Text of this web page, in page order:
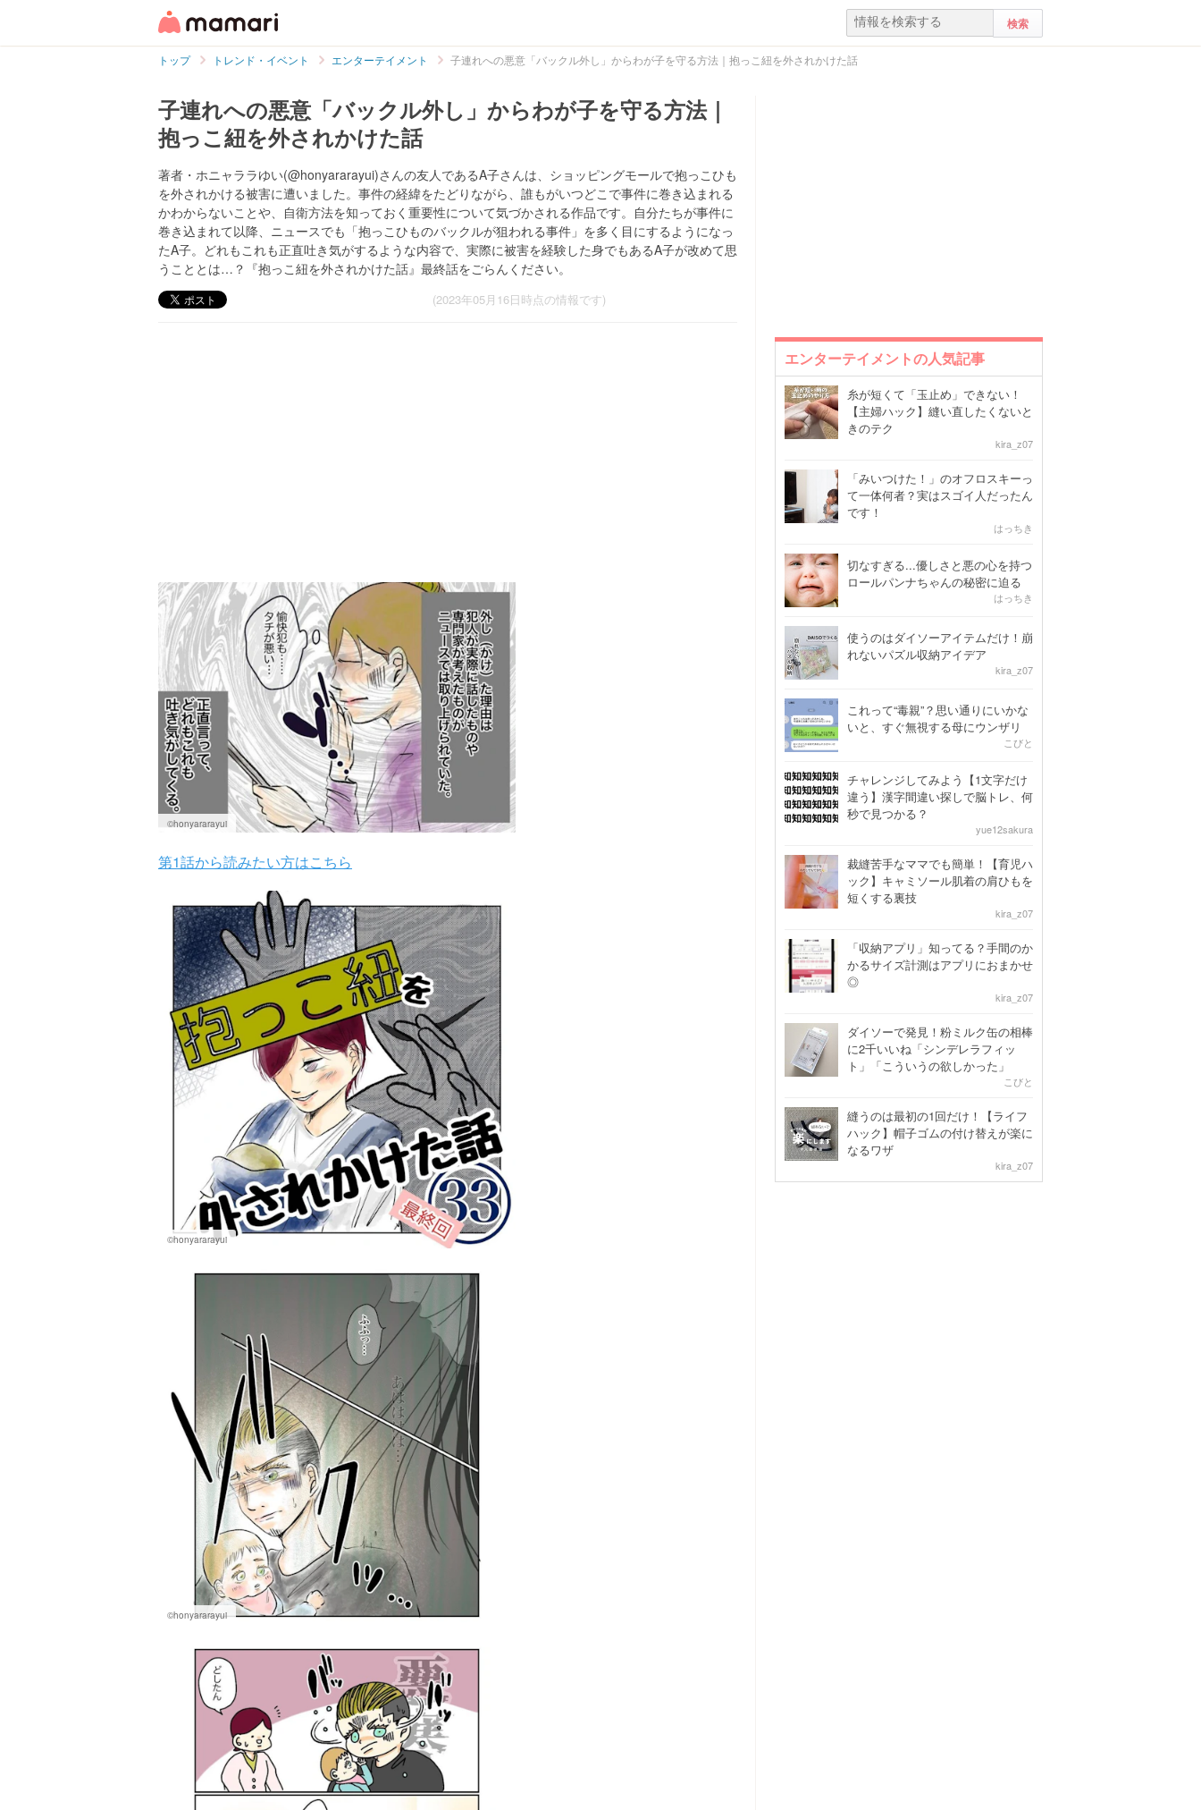
トップ トレンド・イベント エンターテイメント 子連れへの悪意「バックル外し」からわが子を守る方法｜抱っこ紐を外されかけた話
子連れへの悪意「バックル外し」からわが子を守る方法｜
抱っこ紐を外されかけた話
著者・ホニャララゆい(@honyararayui)さんの友人であるA子さんは、ショッピングモールで抱っこひも
を外されかける被害に遭いました。事件の経緯をたどりながら、誰もがいつどこで事件に巻き込まれる
かわからないことや、自衛方法を知っておく重要性について気づかされる作品です。自分たちが事件に
巻き込まれて以降、ニュースでも「抱っこひものバックルが狙われる事件」を多く目にするようになっ
たA子。どれもこれも正直吐き気がするような内容で、実際に被害を経験した身でもあるA子が改めて思
うこととは…？『抱っこ紐を外されかけた話』最終話をごらんください。
(2023年05月16日時点の情報です)
©honyararayui
第1話から読みたい方はこちら
©honyararayui
©honyararayui
エンターテイメントの人気記事
糸が短くて「玉止め」できない！
【主婦ハック】縫い直したくないと
きのテク
kira_z07
「みいつけた！」のオフロスキーっ
て一体何者？実はスゴイ人だったん
です！
はっちき
切なすぎる...優しさと悪の心を持つ
ロールパンナちゃんの秘密に迫る
はっちき
使うのはダイソーアイテムだけ！崩
れないパズル収納アイデア
kira_z07
これって“毒親”？思い通りにいかな
いと、すぐ無視する母にウンザリ
こびと
チャレンジしてみよう【1文字だけ
違う】漢字間違い探しで脳トレ、何
秒で見つかる？
yue12sakura
裁縫苦手なママでも簡単！【育児ハ
ック】キャミソール肌着の肩ひもを
短くする裏技
kira_z07
「収納アプリ」知ってる？手間のか
かるサイズ計測はアプリにおまかせ
◎
kira_z07
ダイソーで発見！粉ミルク缶の相棒
に2千いいね「シンデレラフィッ
ト」「こういうの欲しかった」
こびと
縫うのは最初の1回だけ！【ライフ
ハック】帽子ゴムの付け替えが楽に
なるワザ
kira_z07